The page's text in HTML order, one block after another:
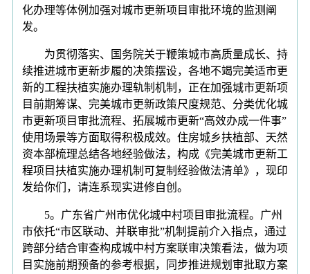
化办理等体例加强对城市更新项目审批环境的监测阐
发。
为贯彻落实、国务院关于鞭策城市高质量成长、持
续推进城市更新步履的决策摆设，各地不竭完美适市更
新的工程扶植实施办理轨制机制，正在加强城市更新项
目前期筹谋、完美城市更新政策尺度规范、分类优化城
市更新项目审批流程、拓展城市更新“高效办成一件事”
使用场景等方面取得积极成效。住房城乡扶植部、天然
资本部梳理总结各地经验做法，构成《完美城市更新工
程项目扶植实施办理机制可复制经验做法清单》，现印
发给你们，请连系现实进修自创。
5。广东省广州市优化城中村项目审批流程。广州
市依托“市区联动、并联审批”机制提前介入指点，通过
跨部分结合审查构成城中村方案联审决策看法，做为项
目实施前期预备的参考根据，同步推进规划审批取方案